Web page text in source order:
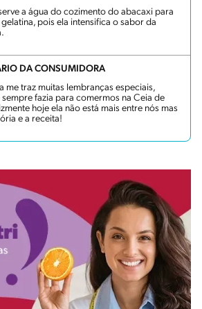
a água do cozimento do abacaxi para
pois ela intensifica o sabor da
DA CONSUMIDORA
me traz muitas lembranças especiais,
sempre fazia para comermos na Ceia de
hoje ela não está mais entre nós mas
e a receita!